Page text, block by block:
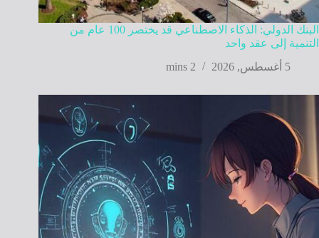
البنك الدولي: الذكاء الاصطناعي قد يختصر 100 عام من
التنمية إلى عقد واحد
5 أغسطس, 2026
2 mins